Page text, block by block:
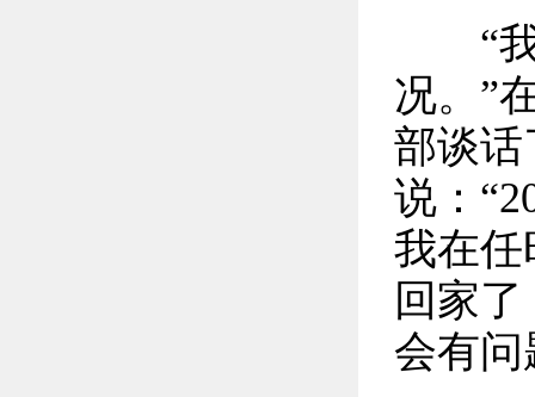
“我
况。”
部谈话
说：
我在任
回家
会有问